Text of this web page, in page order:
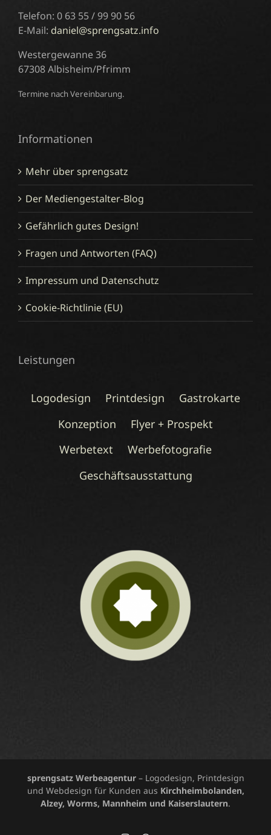
Telefon: 0 63 55 / 99 90 56
E-Mail: daniel@sprengsatz.info
Westergewanne 36
67308 Albisheim/Pfrimm
Termine nach Vereinbarung.
Informationen
Mehr über sprengsatz
Der Mediengestalter-Blog
Gefährlich gutes Design!
Fragen und Antworten (FAQ)
Impressum und Datenschutz
Cookie-Richtlinie (EU)
Leistungen
Logodesign Printdesign
Gastrokarte
Konzeption
Flyer + Prospekt
Werbetext
Werbefotografie
Geschäftsausstattung
sprengsatz Werbeagentur– Logodesign, Printdesign
und Webdesign für Kunden aus Kirchheimbolanden,
Alzey, Worms, Mannheim und Kaiserslautern.